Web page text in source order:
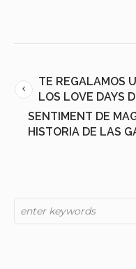
TE REGALAMOS
LOS LOVE DAYS
SENTIMENT DE
HISTORIA DE LAS